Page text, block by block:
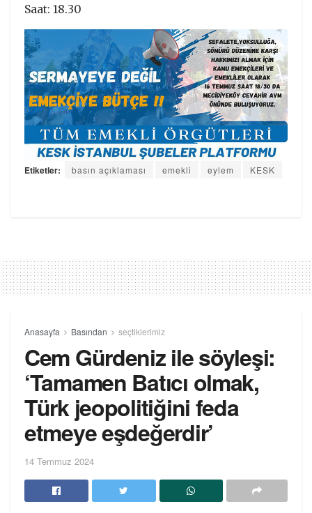
Saat: 18.30
Etiketler: basın açıklaması emekli eylem KESK
Anasayfa Basından seçtiklerimiz
Cem Gürdeniz ile söyleşi:
‘Tamamen Batıcı olmak,
Türk jeopolitiğini feda
etmeye eşdeğerdir’
14 Temmuz 2024